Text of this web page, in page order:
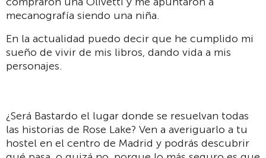
mecanografía siendo una niña.
En la actualidad puedo decir que he cumplido mi
sueño de vivir de mis libros, dando vida a mis
personajes.
¿Será Bastardo el lugar donde se resuelvan todas
las historias de Rose Lake? Ven a averiguarlo a tu
hostel en el centro de Madrid y podrás descubrir